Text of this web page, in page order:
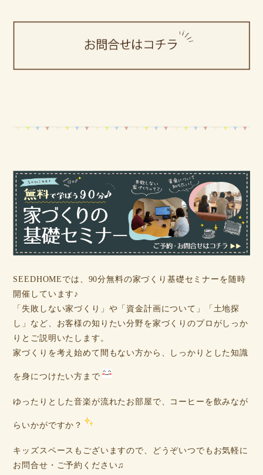
SEEDHOMEでは、90分無料の家づくり基礎セミナーを随時
開催しています♪
「失敗しない家づくり」や「資金計画について」「土地探
し」など、お客様の知りたい分野を家づくりのプロがしっか
りとご説明いたします。
家づくりを考え始めて間もない方から、しっかりとした知識
を身につけたい方まで
ゆったりとした音楽が流れたお部屋で、コーヒーを飲みなが
らいかがですか？
キッズスペースもございますので、どうぞいつでもお気軽に
お問合せ・ご予約ください♫